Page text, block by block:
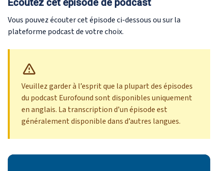
Écoutez cet épisode de podcast
Vous pouvez écouter cet épisode ci-dessous ou sur la
plateforme podcast de votre choix.
Veuillez garder à l’esprit que la plupart des épisodes
du podcast Eurofound sont disponibles uniquement
en anglais. La transcription d’un épisode est
généralement disponible dans d’autres langues.